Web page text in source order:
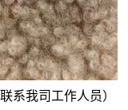
系我司工作人员）